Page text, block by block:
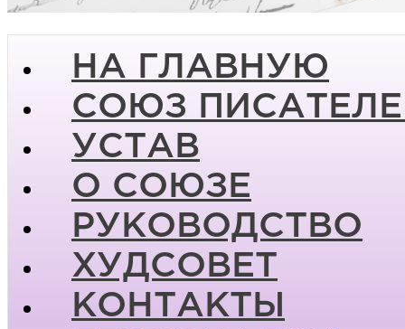
НА ГЛАВНУЮ
СОЮЗ
УСТАВ
О СОЮЗЕ
РУКОВОДСТВО
ХУДСОВЕТ
КОНТАКТЫ